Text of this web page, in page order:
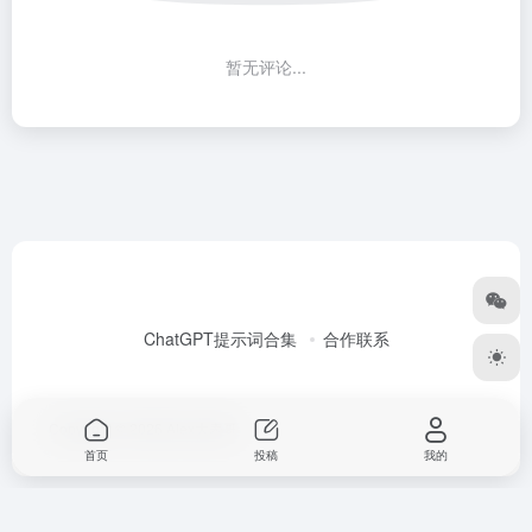
暂无评论...
ChatGPT提示词合集 合作联系
Copyright © 2026
首页 投稿 我的